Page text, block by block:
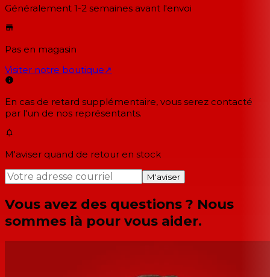
Généralement 1-2 semaines avant l'envoi
Pas en magasin
Visiter notre boutique↗
En cas de retard supplémentaire, vous serez contacté
par l'un de nos représentants.
M'aviser quand de retour en stock
M'aviser
Vous avez des questions ? Nous
sommes là pour vous aider.